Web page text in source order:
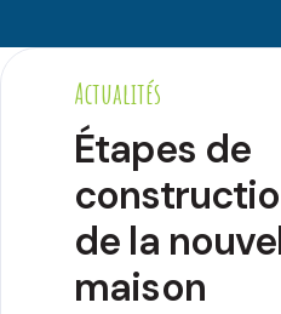
Actualités
Étapes de
de la
maison